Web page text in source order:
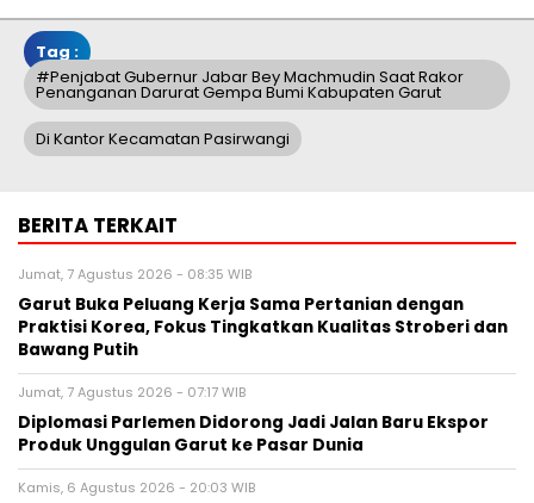
Tag :
#Penjabat Gubernur Jabar Bey Machmudin Saat Rakor
Penanganan Darurat Gempa Bumi Kabupaten Garut
Di Kantor Kecamatan Pasirwangi
BERITA TERKAIT
Jumat, 7 Agustus 2026 - 08:35 WIB
Garut Buka Peluang Kerja Sama Pertanian dengan
Praktisi Korea, Fokus Tingkatkan Kualitas Stroberi dan
Bawang Putih
Jumat, 7 Agustus 2026 - 07:17 WIB
Diplomasi Parlemen Didorong Jadi Jalan Baru Ekspor
Produk Unggulan Garut ke Pasar Dunia
Kamis, 6 Agustus 2026 - 20:03 WIB